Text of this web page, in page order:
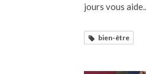
jours vous
bien-être